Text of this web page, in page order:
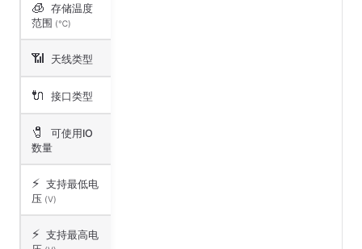
🧊 存储温度
范围 (℃)
📶 天线类型
🔌 接口类型
🧷
可使用IO
数量
⚡ 支持最低电
压 (V)
⚡ 支持最高电